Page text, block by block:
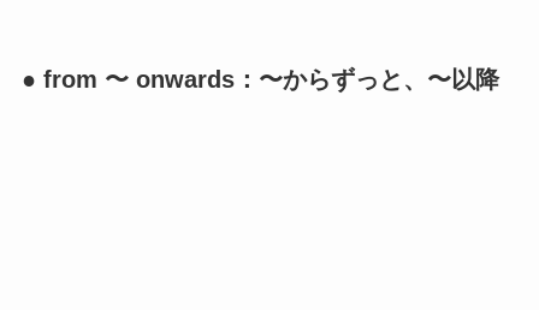
● from 〜 onwards： 〜からずっと、〜以降